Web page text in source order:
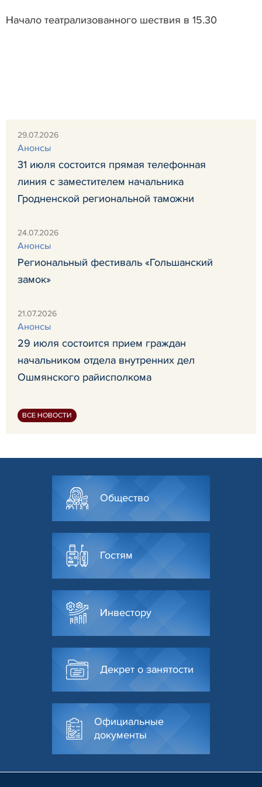
Начало театрализованного шествия в 15.30
29.07.2026
Анонсы
31 июля состоится прямая телефонная
линия с заместителем начальника
Гродненской региональной таможни
24.07.2026
Анонсы
Региональный фестиваль «Гольшанский
замок»
21.07.2026
Анонсы
29 июля состоится прием граждан
начальником отдела внутренних дел
Ошмянского райисполкома
ВСЕ НОВОСТИ
Общество
Гостям
Инвестору
Декрет о занятости
Официальные
документы